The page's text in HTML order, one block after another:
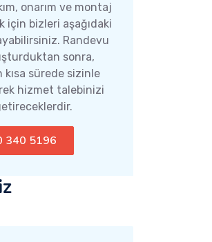
onarım ve montaj
için bizleri aşağıdaki
Randevu
sonra,
kısa sürede sizinle
hizmet talebinizi
340 5196